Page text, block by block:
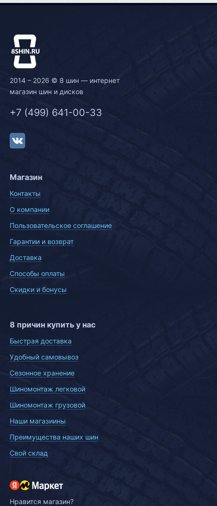
2014 – 2026 © 8 шин — интернет
магазин шин и дисков
+7 (499) 641-00-33
Магазин
Контакты
О компании
Пользовательское соглашение
Гарантии и возврат
Доставка
Способы оплаты
Скидки и бонусы
8 причин купить у нас
Быстрая доставка
Удобный самовывоз
Сезонное хранение
Шиномонтаж легковой
Шиномонтаж грузовой
Наши магазиины
Преимущества наших шин
Свой склад
Нравится магазин?